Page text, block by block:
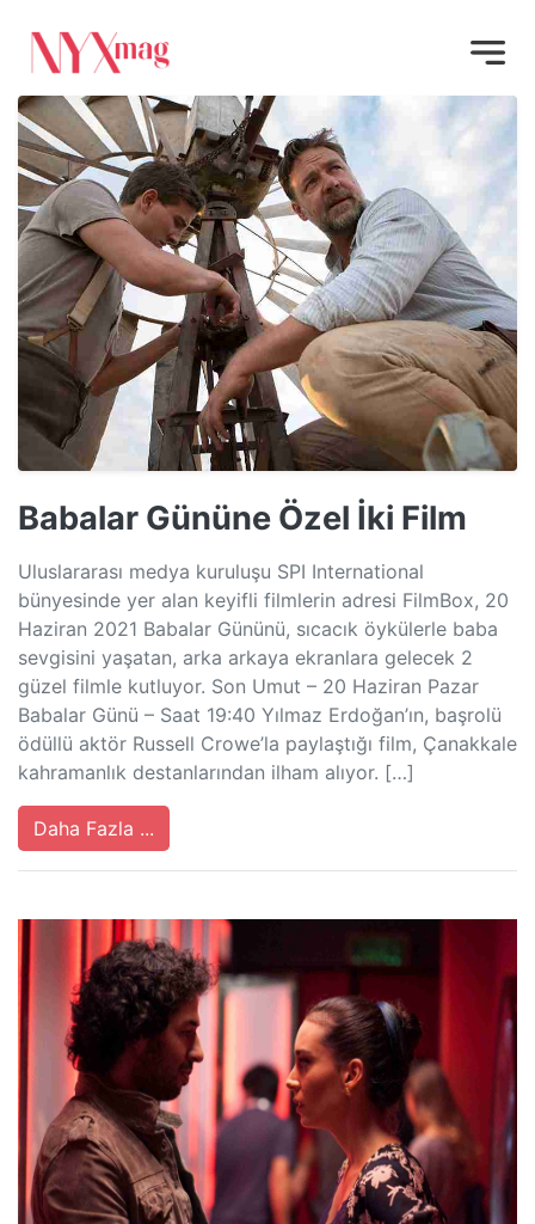
Babalar Gününe Özel İki Film
Uluslararası medya kuruluşu SPI International
bünyesinde yer alan keyifli filmlerin adresi FilmBox, 20
Haziran 2021 Babalar Gününü, sıcacık öykülerle baba
sevgisini yaşatan, arka arkaya ekranlara gelecek 2
güzel filmle kutluyor. Son Umut – 20 Haziran Pazar
Babalar Günü – Saat 19:40 Yılmaz Erdoğan’ın, başrolü
ödüllü aktör Russell Crowe’la paylaştığı film, Çanakkale
kahramanlık destanlarından ilham alıyor. […]
Daha Fazla ...